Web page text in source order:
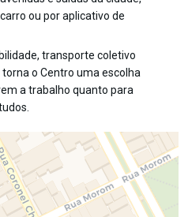
ou por aplicativo de
transporte coletivo
o Centro uma escolha
a trabalho quanto para